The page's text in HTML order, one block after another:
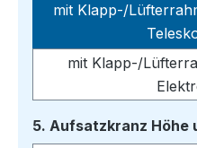
mit Klapp-/
mit Klapp-/
5. Aufsatzkranz Höhe